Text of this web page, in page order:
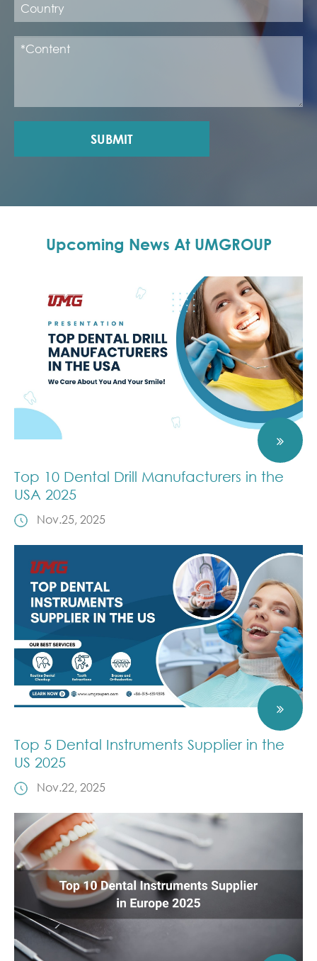
SUBMIT
Upcoming News At UMGROUP
Top 10 Dental Drill Manufacturers in the
USA 2025
Nov.25, 2025
Top 5 Dental Instruments Supplier in the
US 2025
Nov.22, 2025